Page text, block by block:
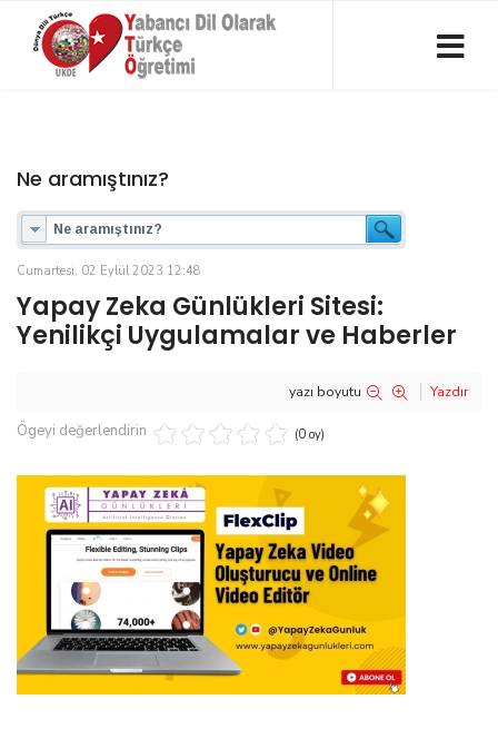
Ne aramıştınız?
Cumartesi, 02 Eylül 2023 12:48
Yapay Zeka Günlükleri Sitesi:
Yenilikçi Uygulamalar ve Haberler
yazı boyutu Yazdır
Ögeyi değerlendirin (0 oy)